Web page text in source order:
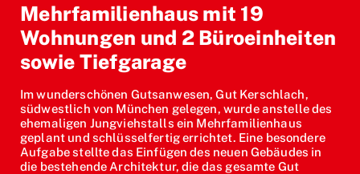
Mehrfamilienhaus mit 19
Wohnungen und 2 Büroeinheiten
sowie Tiefgarage
Im wunderschönen Gutsanwesen, Gut Kerschlach,
südwestlich von München gelegen, wurde anstelle des
ehemaligen Jungviehstalls ein Mehrfamilienhaus
geplant und schlüsselfertig errichtet. Eine besondere
Aufgabe stellte das Einfügen des neuen Gebäudes in
die bestehende Architektur, die das gesamte Gut